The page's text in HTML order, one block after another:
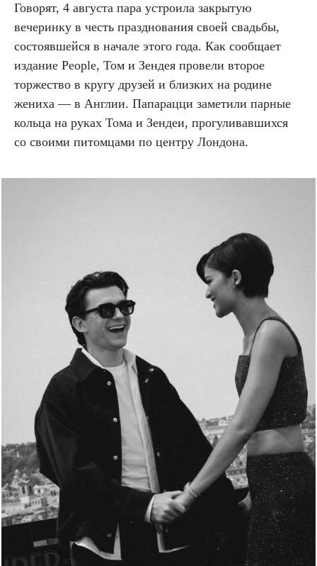
Говорят, 4 августа пара устроила закрытую
вечеринку в честь празднования своей свадьбы,
состоявшейся в начале этого года. Как сообщает
издание People, Том и Зендея провели второе
торжество в кругу друзей и близких на родине
жениха — в Англии. Папарацци заметили парные
кольца на руках Тома и Зендеи, прогуливавшихся
со своими питомцами по центру Лондона.